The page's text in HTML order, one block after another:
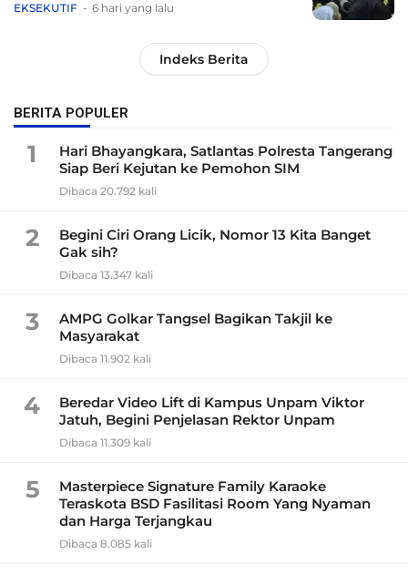
EKSEKUTIF 6 hari yang lalu
Indeks Berita
BERITA POPULER
1
Hari Bhayangkara, Satlantas Polresta Tangerang
Siap Beri Kejutan ke Pemohon SIM
Dibaca 20.792 kali
2
Begini Ciri Orang Licik, Nomor 13 Kita Banget
Gak sih?
Dibaca 13.347 kali
3
AMPG Golkar Tangsel Bagikan Takjil ke
Masyarakat
Dibaca 11.902 kali
4
Beredar Video Lift di Kampus Unpam Viktor
Jatuh, Begini Penjelasan Rektor Unpam
Dibaca 11.309 kali
5
Masterpiece Signature Family Karaoke
Teraskota BSD Fasilitasi Room Yang Nyaman
dan Harga Terjangkau
Dibaca 8.085 kali